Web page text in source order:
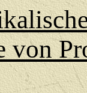
von